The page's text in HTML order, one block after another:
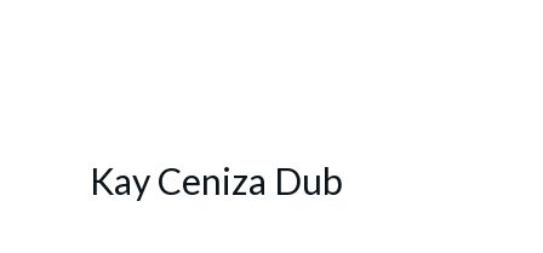
Kay Ceniza Dub